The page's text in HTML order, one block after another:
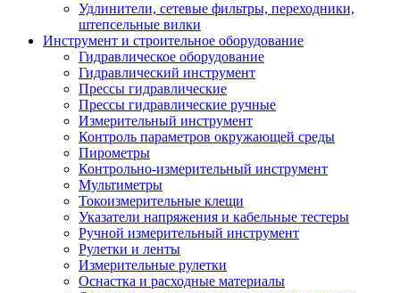
Удлинители, сетевые фильтры, переходники,
штепсельные вилки
Инструмент и строительное оборудование
Гидравлическое оборудование
Гидравлический инструмент
Прессы гидравлические
Прессы гидравлические ручные
Измерительный инструмент
Контроль параметров окружающей среды
Пирометры
Контрольно-измерительный инструмент
Мультиметры
Токоизмерительные клещи
Указатели напряжения и кабельные тестеры
Ручной измерительный инструмент
Рулетки и ленты
Измерительные рулетки
Оснастка и расходные материалы